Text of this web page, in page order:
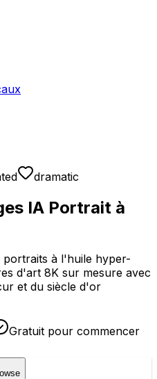
dramatic
IA Portrait à
à l'huile hyper-
d'art 8K sur mesure avec
et du siècle d'or
Gratuit pour commencer